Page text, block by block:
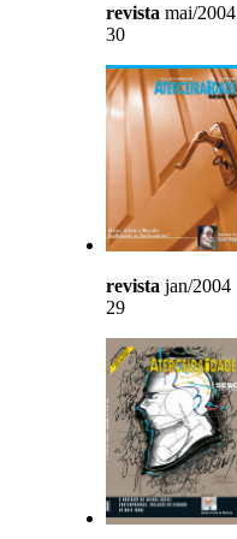
revista mai/2004
30
revista jan/2004
29